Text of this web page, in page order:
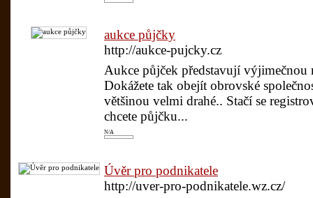
aukce půjčky
http://aukce-pujcky.cz
Aukce půjček představují
Dokážete tak obejít obrovské
většinou velmi drahé.. Stačí se
chcete půjčku...
N/A
Úvěr pro podnikatele
http://uver-pro-podnikatele.wz.cz/